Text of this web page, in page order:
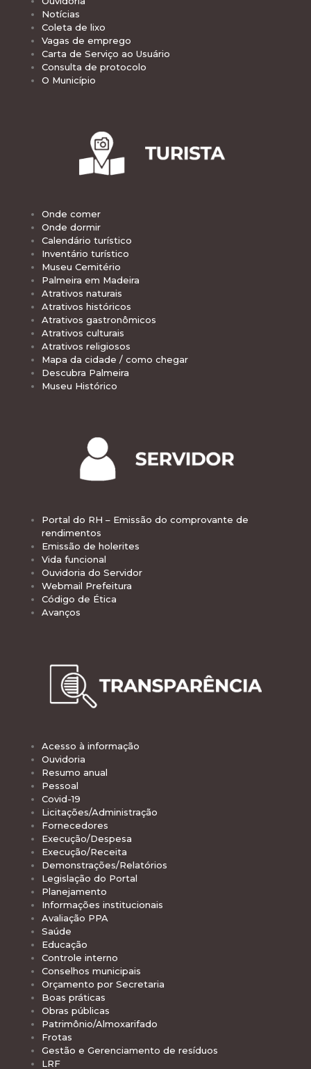
Notícias
Coleta de lixo
Vagas de emprego
Carta de Serviço ao Usuário
Consulta de protocolo
O Município
Onde comer
Onde dormir
Calendário turístico
Inventário turístico
Museu Cemitério
Palmeira em Madeira
Atrativos naturais
Atrativos históricos
Atrativos gastronômicos
Atrativos culturais
Atrativos religiosos
Mapa da cidade / como chegar
Descubra Palmeira
Museu Histórico
Portal do RH – Emissão do comprovante de
rendimentos
Emissão de holerites
Vida funcional
Ouvidoria do Servidor
Webmail Prefeitura
Código de Ética
Avanços
Acesso à informação
Ouvidoria
Resumo anual
Pessoal
Covid-19
Licitações/Administração
Fornecedores
Execução/Despesa
Execução/Receita
Demonstrações/Relatórios
Legislação do Portal
Planejamento
Informações institucionais
Avaliação PPA
Saúde
Educação
Controle interno
Conselhos municipais
Orçamento por Secretaria
Boas práticas
Obras públicas
Patrimônio/Almoxarifado
Frotas
Gestão e Gerenciamento de resíduos
LRF